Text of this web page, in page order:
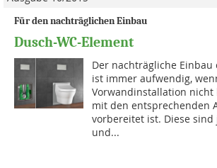
Für den nachträglichen Einbau
Dusch-WC-Element
Der nachträgliche Einbau
ist immer aufwendig,
Vorwandinstallation
mit den entsprechenden
vorbereitet ist. Diese sind
und...